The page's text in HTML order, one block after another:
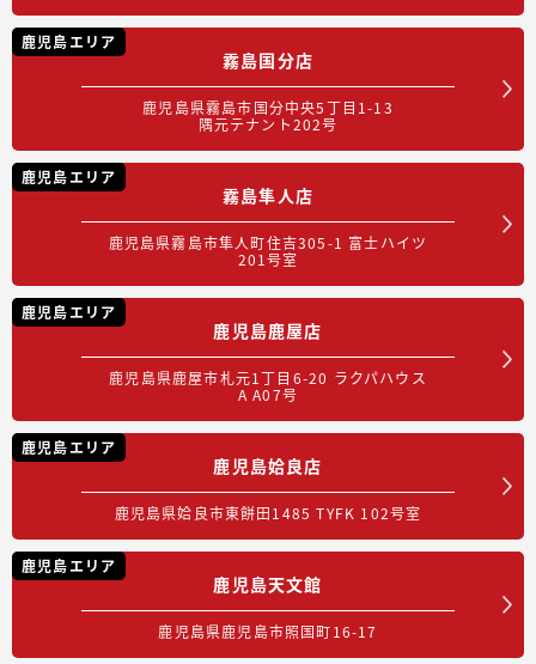
鹿児島エリア
霧島国分店
鹿児島県霧島市国分中央5丁目1-13
隅元テナント202号
鹿児島エリア
霧島隼人店
鹿児島県霧島市隼人町住吉305-1 富士ハイツ
201号室
鹿児島エリア
鹿児島鹿屋店
鹿児島県鹿屋市札元1丁目6-20 ラクパハウス
A A07号
鹿児島エリア
鹿児島姶良店
鹿児島県姶良市東餅田1485 TYFK 102号室
鹿児島エリア
鹿児島天文館
鹿児島県鹿児島市照国町16-17